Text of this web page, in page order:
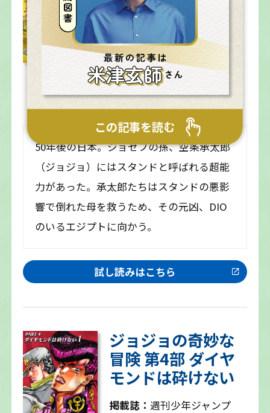
この記事を読む
ース カラー版
掲載誌：
週刊少年ジャンプ
コミックス1巻発売日：
1989年12月5日
配信巻数：16巻
コミックス刊行状況：
完結済み
50年後の日本。ジョセフの孫、空条承太郎
（ジョジョ）にはスタンドと呼ばれる超能
力があった。承太郎たちはスタンドの悪影
響で倒れた母を救うため、その元凶、DIO
のいるエジプトに向かう。
試し読みはこちら
ジョジョの奇妙な
冒険 第4部 ダイヤ
モンドは砕けない
掲載誌： 週刊少年ジャンプ